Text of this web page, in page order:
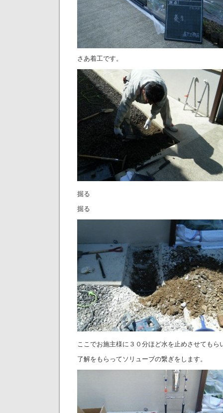
さあ着工です。
掘る
掘る
ここでお施主様に３０分ほど水を止めさせてもら
了解をもらってソリューブの繋ぎをします。